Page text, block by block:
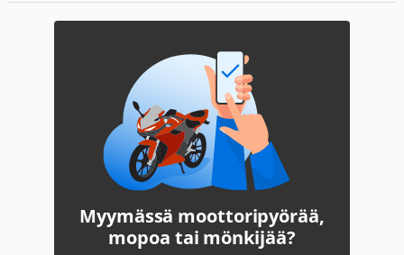
Myymässä moottoripyörää,
mopoa tai mönkijää?